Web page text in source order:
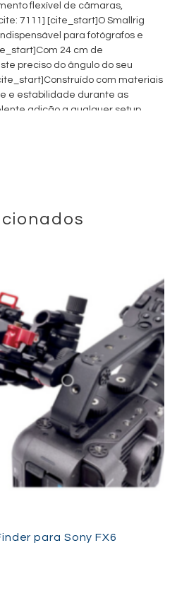
flexível de câmaras,
7111] [cite_start]O Smallrig
para fotógrafos e
24 cm de
preciso do ângulo do seu
com materiais
e estabilidade durante as
adição a qualquer setup
[cite: 7111]
para Sony FX6